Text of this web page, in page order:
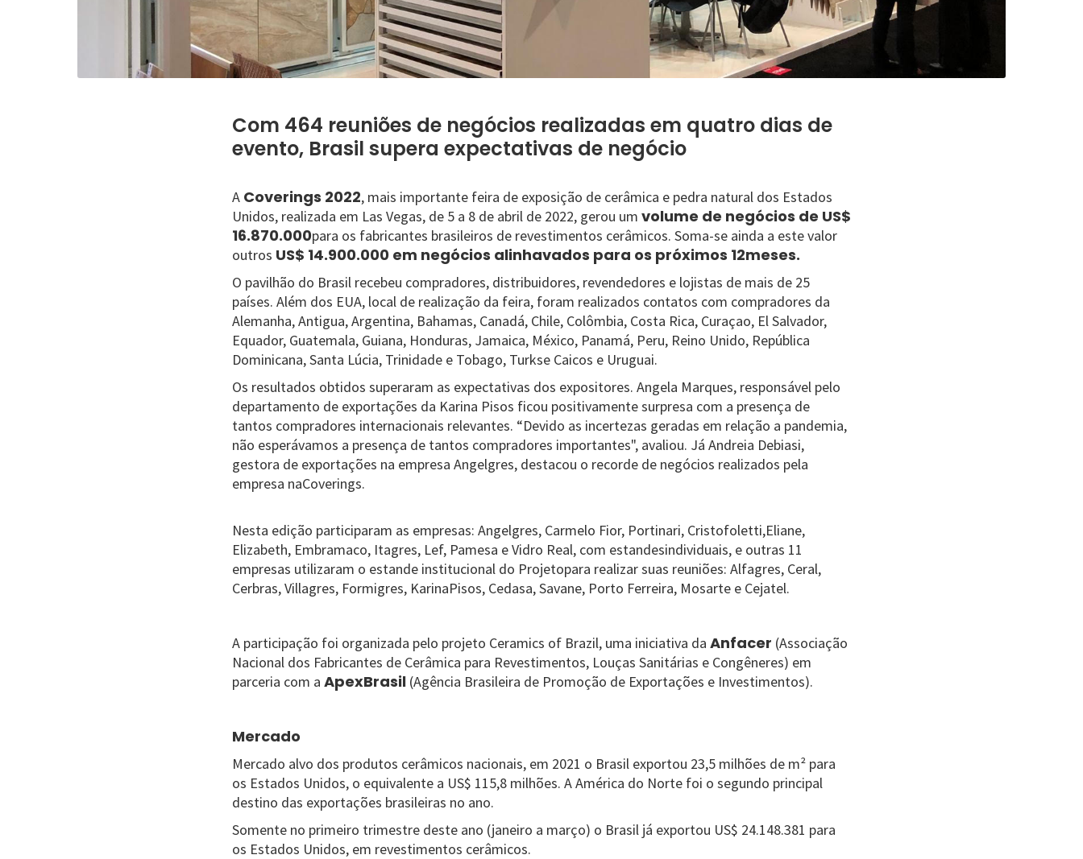
Com 464 reuniões de negócios realizadas em quatro dias de
evento, Brasil supera expectativas de negócio
A Coverings 2022, mais importante feira de exposição de cerâmica e pedra natural dos Estados
Unidos, realizada em Las Vegas, de 5 a 8 de abril de 2022, gerou um volume de negócios de US$
16.870.000para os fabricantes brasileiros de revestimentos cerâmicos. Soma-se ainda a este valor
outros US$ 14.900.000 em negócios alinhavados para os próximos 12meses.
O pavilhão do Brasil recebeu compradores, distribuidores, revendedores e lojistas de mais de 25
países. Além dos EUA, local de realização da feira, foram realizados contatos com compradores da
Alemanha, Antigua, Argentina, Bahamas, Canadá, Chile, Colômbia, Costa Rica, Curaçao, El Salvador,
Equador, Guatemala, Guiana, Honduras, Jamaica, México, Panamá, Peru, Reino Unido, República
Dominicana, Santa Lúcia, Trinidade e Tobago, Turkse Caicos e Uruguai.
Os resultados obtidos superaram as expectativas dos expositores. Angela Marques, responsável pelo
departamento de exportações da Karina Pisos ficou positivamente surpresa com a presença de
tantos compradores internacionais relevantes. “Devido as incertezas geradas em relação a pandemia,
não esperávamos a presença de tantos compradores importantes", avaliou. Já Andreia Debiasi,
gestora de exportações na empresa Angelgres, destacou o recorde de negócios realizados pela
empresa naCoverings.
Nesta edição participaram as empresas: Angelgres, Carmelo Fior, Portinari, Cristofoletti,Eliane,
Elizabeth, Embramaco, Itagres, Lef, Pamesa e Vidro Real, com estandesindividuais, e outras 11
empresas utilizaram o estande institucional do Projetopara realizar suas reuniões: Alfagres, Ceral,
Cerbras, Villagres, Formigres, KarinaPisos, Cedasa, Savane, Porto Ferreira, Mosarte e Cejatel.
A participação foi organizada pelo projeto Ceramics of Brazil, uma iniciativa da Anfacer (Associação
Nacional dos Fabricantes de Cerâmica para Revestimentos, Louças Sanitárias e Congêneres) em
parceria com a ApexBrasil (Agência Brasileira de Promoção de Exportações e Investimentos).
Mercado
Mercado alvo dos produtos cerâmicos nacionais, em 2021 o Brasil exportou 23,5 milhões de m² para
os Estados Unidos, o equivalente a US$ 115,8 milhões. A América do Norte foi o segundo principal
destino das exportações brasileiras no ano.
Somente no primeiro trimestre deste ano (janeiro a março) o Brasil já exportou US$ 24.148.381 para
os Estados Unidos, em revestimentos cerâmicos.